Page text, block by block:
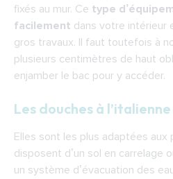
fixés au mur. Ce type
facilement dans votre intérieur
gros travaux. Il faut toutefois à
plusieurs centimètres de haut
enjamber le bac pour y accéder.
Les douches à
Elles sont les plus adaptées aux
disposent d’un sol en carrelage
un système d’évacuation des